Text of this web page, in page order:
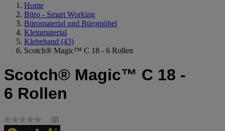
Home
Büro - Smart Working
Büromaterial und Büromöbel
Kleinmaterial
Klebeband (43)
Scotch® Magic™ C 18 - 6 Rollen
Scotch® Magic™ C 18 -
6 Rollen
Kein
(0)